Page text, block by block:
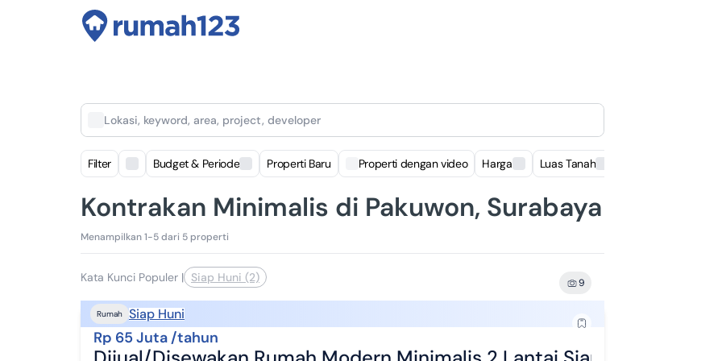
Lokasi, keyword, area, project, developer
Filter Budget & Periode Properti Baru Properti dengan video Harga Luas Tanah
Kontrakan Minimalis di Pakuwon, Surabaya
Menampilkan 1-5 dari 5 properti
Kata Kunci Populer | Siap Huni (2) 9
Rumah Siap Huni
Rp 65 Juta /tahun